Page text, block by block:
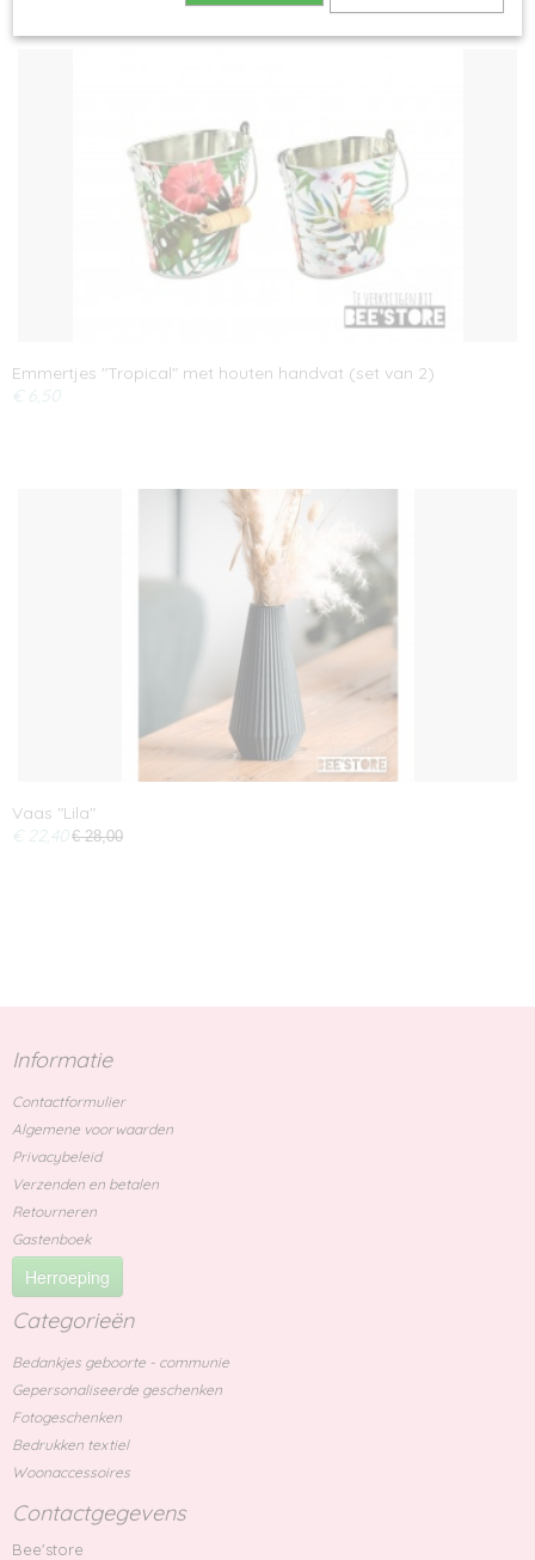
Emmertjes "Tropical" met houten handvat (set van 2)
€ 6,50
Vaas "Lila"
€ 22,40 € 28,00
Informatie
Contactformulier
Algemene voorwaarden
Privacybeleid
Verzenden en betalen
Retourneren
Gastenboek
Herroeping
Categorieën
Bedankjes geboorte - communie
Gepersonaliseerde geschenken
Fotogeschenken
Bedrukken textiel
Woonaccessoires
Contactgegevens
Bee'store